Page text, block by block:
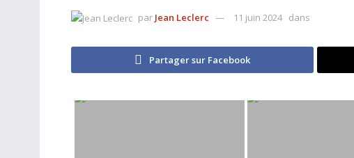
par Jean Leclerc 11 juin 2024 dans
Partager sur Facebook